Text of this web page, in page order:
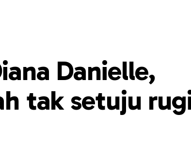
Danielle,
tak setuju